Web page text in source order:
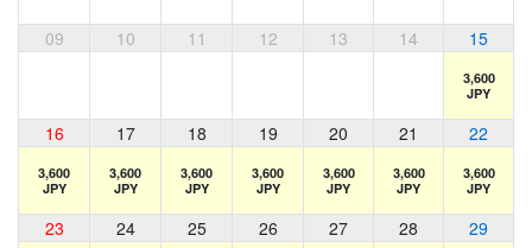
09 10 11 12 13 14 15
3,600
JPY
16 17 18 19 20 21 22
3,600
JPY
3,600
JPY
3,600
JPY
3,600
JPY
3,600
JPY
3,600
JPY
3,600
JPY
23 24 25 26 27 28 29